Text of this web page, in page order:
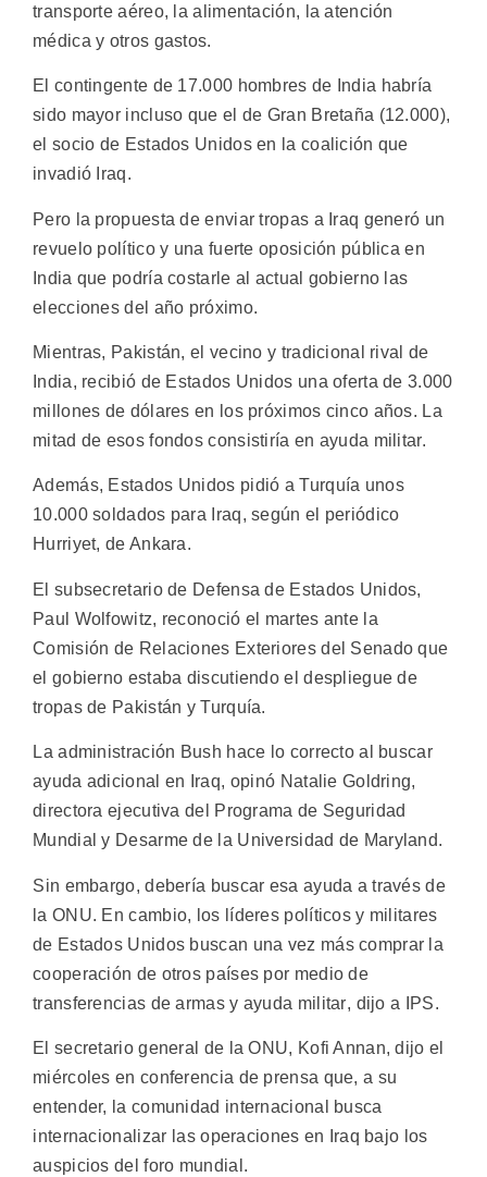
transporte aéreo, la alimentación, la atención
médica y otros gastos.
El contingente de 17.000 hombres de India habría
sido mayor incluso que el de Gran Bretaña (12.000),
el socio de Estados Unidos en la coalición que
invadió Iraq.
Pero la propuesta de enviar tropas a Iraq generó un
revuelo político y una fuerte oposición pública en
India que podría costarle al actual gobierno las
elecciones del año próximo.
Mientras, Pakistán, el vecino y tradicional rival de
India, recibió de Estados Unidos una oferta de 3.000
millones de dólares en los próximos cinco años. La
mitad de esos fondos consistiría en ayuda militar.
Además, Estados Unidos pidió a Turquía unos
10.000 soldados para Iraq, según el periódico
Hurriyet, de Ankara.
El subsecretario de Defensa de Estados Unidos,
Paul Wolfowitz, reconoció el martes ante la
Comisión de Relaciones Exteriores del Senado que
el gobierno estaba discutiendo el despliegue de
tropas de Pakistán y Turquía.
La administración Bush hace lo correcto al buscar
ayuda adicional en Iraq, opinó Natalie Goldring,
directora ejecutiva del Programa de Seguridad
Mundial y Desarme de la Universidad de Maryland.
Sin embargo, debería buscar esa ayuda a través de
la ONU. En cambio, los líderes políticos y militares
de Estados Unidos buscan una vez más comprar la
cooperación de otros países por medio de
transferencias de armas y ayuda militar, dijo a IPS.
El secretario general de la ONU, Kofi Annan, dijo el
miércoles en conferencia de prensa que, a su
entender, la comunidad internacional busca
internacionalizar las operaciones en Iraq bajo los
auspicios del foro mundial.